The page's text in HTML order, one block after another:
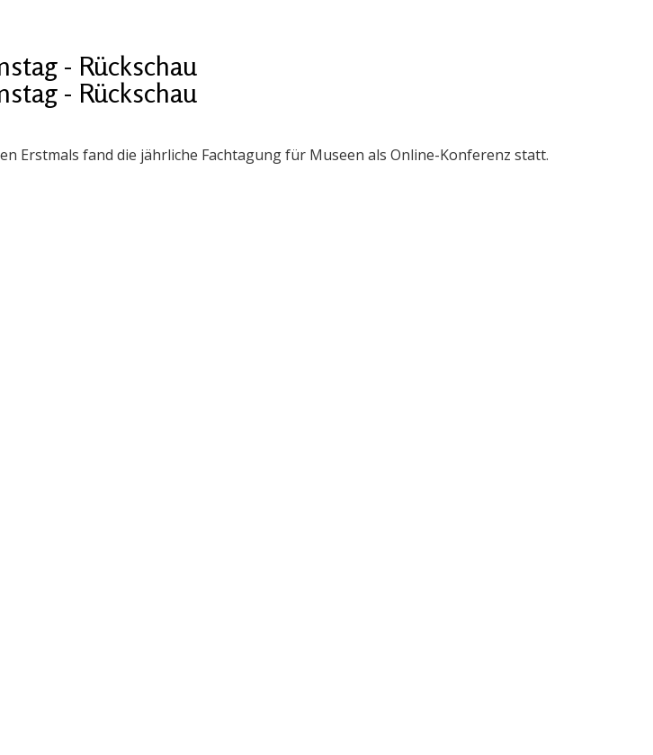
- Rückschau
- Rückschau
Erstmals fand die jährliche Fachtagung für Museen als Online-Konferenz statt.